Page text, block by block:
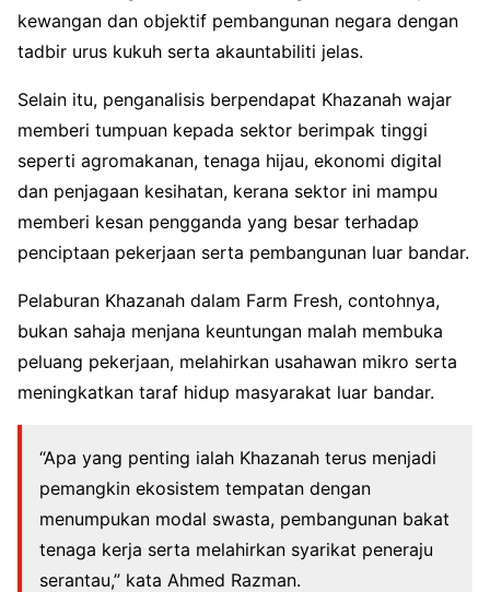
kewangan dan objektif pembangunan negara dengan
tadbir urus kukuh serta akauntabiliti jelas.
Selain itu, penganalisis berpendapat Khazanah wajar
memberi tumpuan kepada sektor berimpak tinggi
seperti agromakanan, tenaga hijau, ekonomi digital
dan penjagaan kesihatan, kerana sektor ini mampu
memberi kesan pengganda yang besar terhadap
penciptaan pekerjaan serta pembangunan luar bandar.
Pelaburan Khazanah dalam Farm Fresh, contohnya,
bukan sahaja menjana keuntungan malah membuka
peluang pekerjaan, melahirkan usahawan mikro serta
meningkatkan taraf hidup masyarakat luar bandar.
“Apa yang penting ialah Khazanah terus menjadi
pemangkin ekosistem tempatan dengan
menumpukan modal swasta, pembangunan bakat
tenaga kerja serta melahirkan syarikat peneraju
serantau,” kata Ahmed Razman.